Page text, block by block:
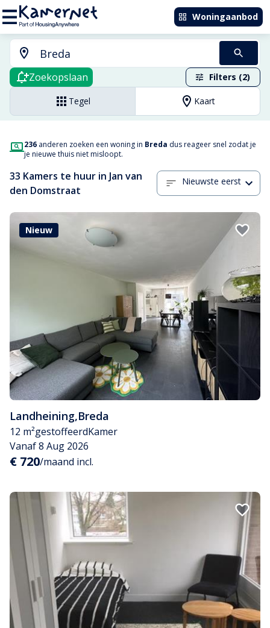
Woningaanbod
Zoekopslaan Filters (2)
Tegel Kaart
236 anderen zoeken een woning in Breda dus reageer snel zodat je
je nieuwe thuis niet misloopt.
33 Kamers te huur in Jan van
den Domstraat
Nieuwste eerst
Nieuw
Landheining,Breda
12 m²gestoffeerdKamer
Vanaf 8 Aug 2026
€ 720/maand incl.